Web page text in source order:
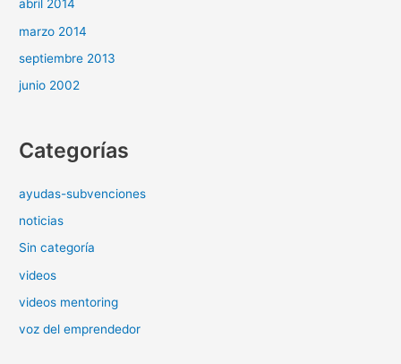
abril 2014
marzo 2014
septiembre 2013
junio 2002
Categorías
ayudas-subvenciones
noticias
Sin categoría
videos
videos mentoring
voz del emprendedor